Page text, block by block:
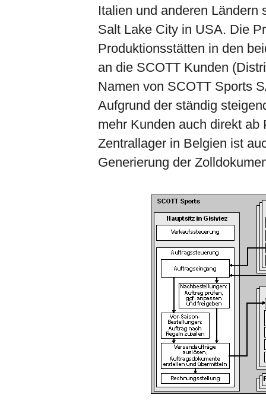
Italien und anderen
Salt Lake City in USA. Die
Produktionsstätten in den
an die SCOTT Kunden
Namen von SCOTT Sports
Aufgrund der ständig
mehr Kunden auch direkt
Zentrallager in Belgien ist
Generierung der